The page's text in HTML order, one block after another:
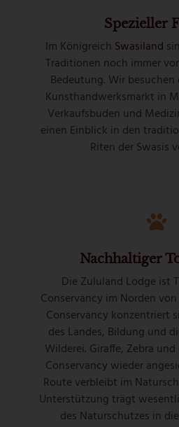
Spezieller
Im Königreich Swasiland
Traditionen noch immer
Bedeutung. Wir
Kunsthandwerksmarkt in
Verkaufsbuden und
einen Einblick in den
Riten der Swasis
Nachhaltiger
Die Zululand Lodge ist
Conservancy im Norden
Conservancy konzentriert
des Landes, Bildung und
Wilderei. Giraffe, Zebra
Conservancy wieder
Route verbleibt im
Unterstützung trägt
des Naturschutzes in